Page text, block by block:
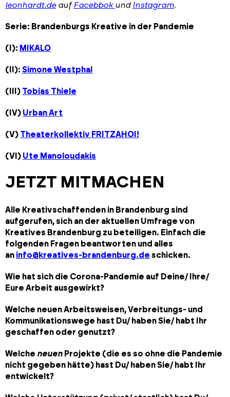
leonhardt.deauf Facebbok und Instagram.
Serie: Brandenburgs Kreative in der Pandemie
(I): MIKALO
(II): Simone Westphal
(III) Tobias Thiele
(IV) Urban Art
(V) Theaterkollektiv FRITZAHOI!
(VI) Ute Manoloudakis
JETZT MITMACHEN
Alle Kreativschaffenden in Brandenburg sind
aufgerufen, sich an der aktuellen Umfrage von
Kreatives Brandenburg zu beteiligen. Einfach die
folgenden Fragen beantworten und alles
an info@kreatives-brandenburg.de schicken.
Wie hat sich die Corona-Pandemie auf Deine/ Ihre/
Eure Arbeit ausgewirkt?
Welche neuen Arbeitsweisen, Verbreitungs- und
Kommunikationswege hast Du/ haben Sie/ habt Ihr
geschaffen oder genutzt?
Welche neuen Projekte (die es so ohne die Pandemie
nicht gegeben hätte) hast Du/ haben Sie/ habt Ihr
entwickelt?